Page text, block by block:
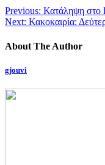
Previous: Κατάληψη στο
Next: Κακοκαιρία:
About The Author
gjouvi